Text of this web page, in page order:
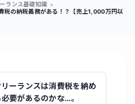
ランス基礎知識
税の納税義務がある！？【売上1,000万円以
リーランスは消費税を納め
必要があるのかな…。